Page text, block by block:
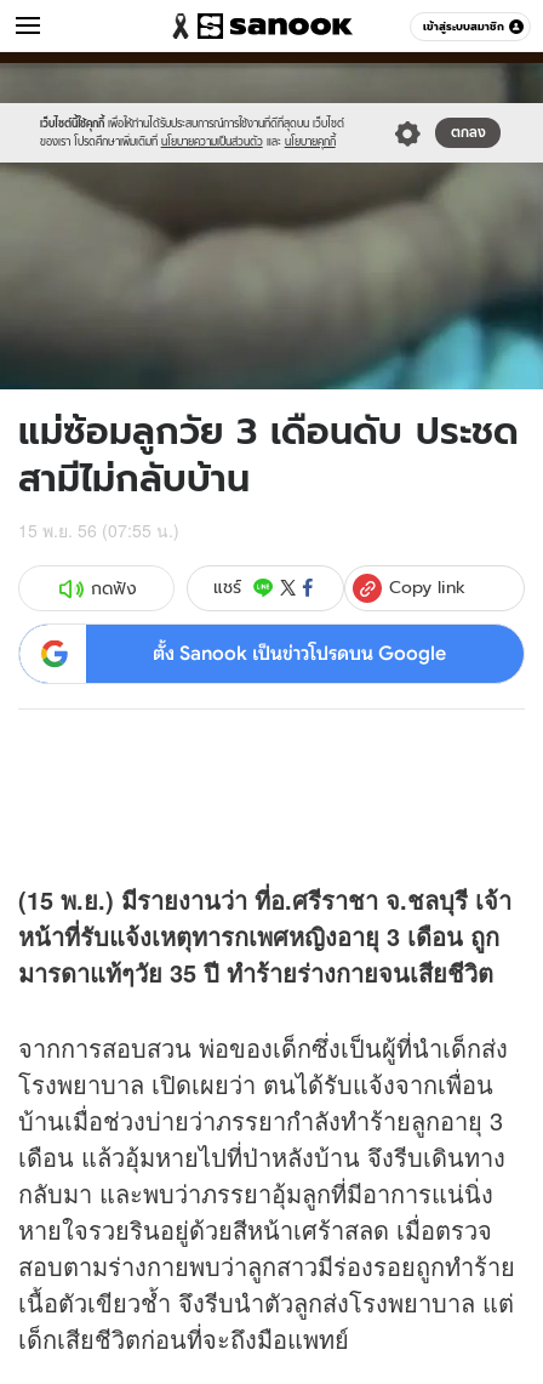
เข้าสู่ระบบสมาชิก
ข่าว หมวดอื่นๆ
เว็บไซต์นี้ใช้คุกกี้ เพื่อให้ท่านได้รับประสบการณ์การใช้งานที่ดีที่สุดบน เว็บไซต์
ของเรา โปรดศึกษาเพิ่มเติมที่ นโยบายความเป็นส่วนตัว และ นโยบายคุกกี้
ตกลง
new-
sanook.png
แม่ซ้อมลูกวัย 3 เดือนดับ ประชด
สามีไม่กลับบ้าน
15 พ.ย. 56 (07:55 น.)
กดฟัง แชร์ Copy link
ตั้ง Sanook เป็นข่าวโปรดบน Google
(15 พ.ย.) มีรายงานว่า ที่อ.ศรีราชา จ.ชลบุรี เจ้า
หน้าที่รับแจ้งเหตุทารกเพศหญิงอายุ 3 เดือน ถูก
มารดาแท้ๆวัย 35 ปี ทำร้ายร่างกายจนเสียชีวิต
จากการสอบสวน พ่อของเด็กซึ่งเป็นผู้ที่นำเด็กส่ง
โรงพยาบาล เปิดเผยว่า ตนได้รับแจ้งจากเพื่อน
บ้านเมื่อช่วงบ่ายว่าภรรยากำลังทำร้ายลูกอายุ 3
เดือน แล้วอุ้มหายไปที่ป่าหลังบ้าน จึงรีบเดินทาง
กลับมา และพบว่าภรรยาอุ้มลูกที่มีอาการแน่นิ่ง
หายใจรวยรินอยู่ด้วยสีหน้าเศร้าสลด เมื่อตรวจ
สอบตามร่างกายพบว่าลูกสาวมีร่องรอยถูกทำร้าย
เนื้อตัวเขียวช้ำ จึงรีบนำตัวลูกส่งโรงพยาบาล แต่
เด็กเสียชีวิตก่อนที่จะถึงมือแพทย์